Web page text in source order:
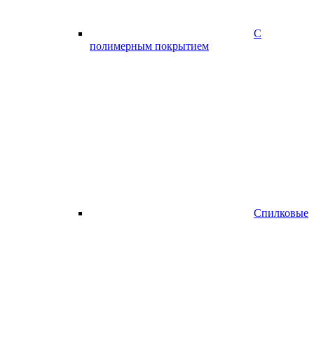
С
полимерным покрытием
Спилковые